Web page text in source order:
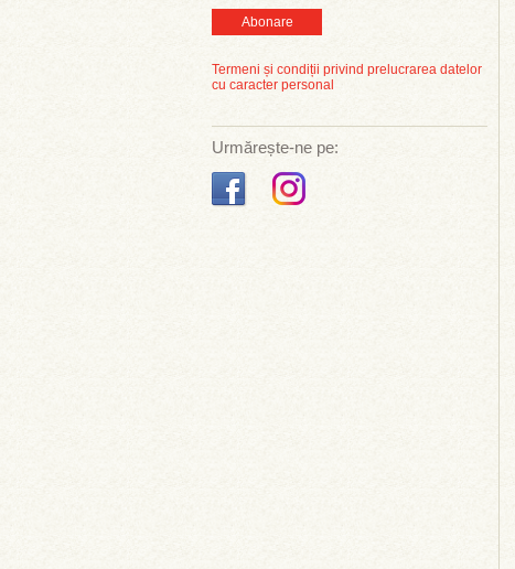
Abonare
Termeni și condiții privind prelucrarea datelor
cu caracter personal
Urmărește-ne pe: